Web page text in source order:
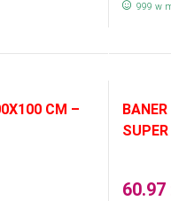
999 w
CM –
60.97